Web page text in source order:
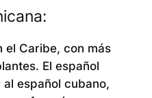
el Caribe, con más
El español
español cubano,